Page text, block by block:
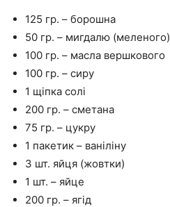
125 гр. – борошна
50 гр. – мигдалю (меленого)
100 гр. – масла вершкового
100 гр. – сиру
1 щіпка солі
200 гр. – сметана
75 гр. – цукру
1 пакетик – ваніліну
3 шт. яйця (жовтки)
1 шт. – яйце
200 гр. – ягід